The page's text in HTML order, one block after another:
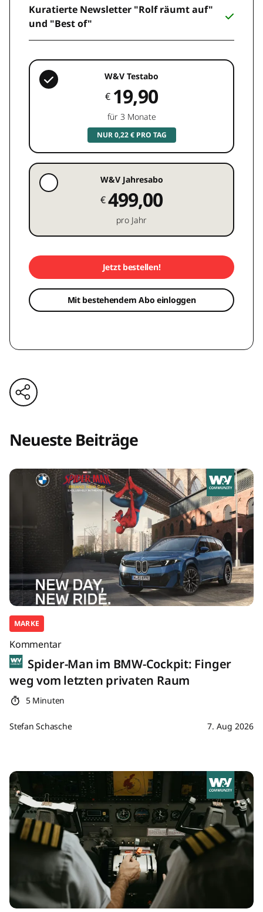
Kuratierte Newsletter "Rolf räumt auf"
und "Best of"
W&V Testabo
€ 19,90
für 3 Monate
NUR 0,22 € PRO TAG
W&V Jahresabo
€499,00
pro Jahr
Jetzt bestellen!
Mit bestehendem Abo einloggen
Neueste Beiträge
MARKE
Kommentar
Spider-Man im BMW-Cockpit: Finger
weg vom letzten privaten Raum
5 Minuten
Stefan Schasche 7. Aug 2026